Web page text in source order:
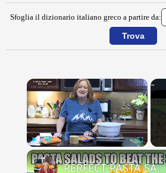
Sfoglia il dizionario italiano greco a partire da:
×
Play Unmute Fullscreen
PERFECT PASTA SALADS FOR YOUR SUMMER GET TOGETHERS